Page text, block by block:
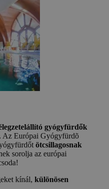
gyógyfürdők
Az Európai Gyógyfürdõ
ötcsillagosnak
sorolja az európai
kínál, különösen